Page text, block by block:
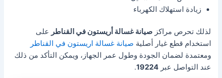
زيادة استهلاك الكهرباء
لذلك تحرص مراكزصيانة غسالة أريستون في القناطر على
استخدام قطع غيار أصلية صيانة غسالة اريستون في القناطر
ومعتمدة لضمان الجودة وطول عمر الجهاز، ويمكن التأكد من ذلك
عند التواصل عبر19224
.